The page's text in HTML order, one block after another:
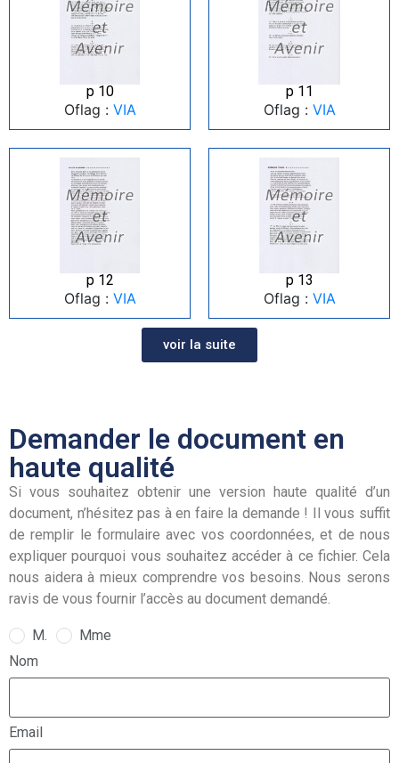
p 10
Oflag : VIA
p 11
Oflag : VIA
p 12
Oflag : VIA
p 13
Oflag : VIA
voir la suite
Demander le document en
haute qualité
Si vous souhaitez obtenir une version haute qualité d’un
document, n’hésitez pas à en faire la demande ! Il vous suffit
de remplir le formulaire avec vos coordonnées, et de nous
expliquer pourquoi vous souhaitez accéder à ce fichier. Cela
nous aidera à mieux comprendre vos besoins. Nous serons
ravis de vous fournir l’accès au document demandé.
M.
Mme
Nom
Email